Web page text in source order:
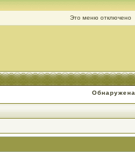
Это меню отключено